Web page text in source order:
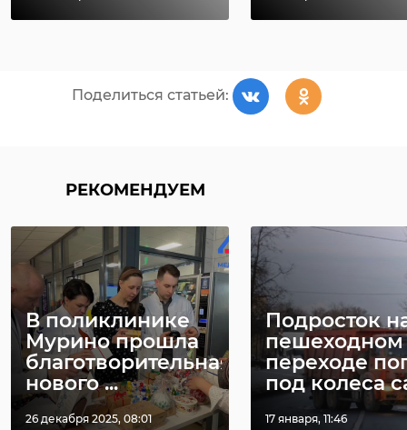
Поделиться статьей:
РЕКОМЕНДУЕМ
В поликлинике
Мурино прошла
благотворительная
нового ...
26 декабря 2025, 08:01
Подросток
пешеходном
переходе
под колеса
17 января, 11:46